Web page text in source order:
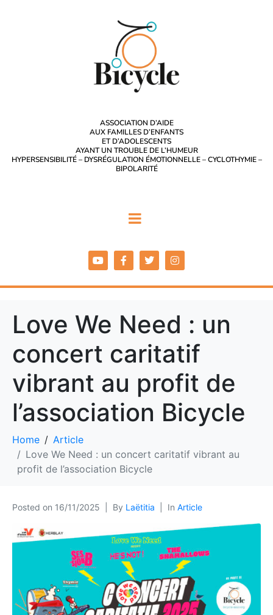
ASSOCIATION D’AIDE
AUX FAMILLES D’ENFANTS
ET D’ADOLESCENTS
AYANT UN TROUBLE DE L’HUMEUR
HYPERSENSIBILITÉ – DYSRÉGULATION ÉMOTIONNELLE – CYCLOTHYMIE –
BIPOLARITÉ
Love We Need : un
concert caritatif
vibrant au profit de
l’association Bicycle
Home
Article
Love We Need : un concert caritatif vibrant au
profit de l’association Bicycle
Posted on 16/11/2025 By Laëtitia In Article